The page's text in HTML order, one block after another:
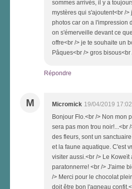
sommes arrivés, il y a
mystères qui s'ajoutent<br /
photos car on a l'impression
on s'émerveille devant ce
offre<br /> je te souhaite un
Pâques<br /> gros bisous<br
Répondre
M Micromick 19/04/2019 17:02
Bonjour Flo.<br /> Non mon
sera pas mon trou noir!...<br
des fleurs, sont un
et la faune aquatique. C'est
visiter aussi.<br /> Le Koweït
paratonnerre! <br /> J'aime
/> Merci pour le chocolat
doit être bon l'agneau